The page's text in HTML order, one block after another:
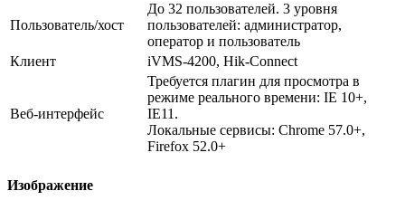
Пользователь/хост
До 32 пользователей. 3 уровня
пользователей: администратор,
оператор и пользователь
Клиент
iVMS-4200, Hik-Connect
Веб-интерфейс
Требуется плагин для просмотра в
режиме реального времени: IE 10+,
IE11.
Локальные сервисы: Chrome 57.0+,
Firefox 52.0+
Изображение